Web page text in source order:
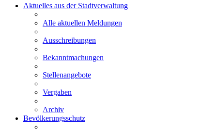
Aktuelles aus der Stadtverwaltung
Alle aktuellen Meldungen
Ausschreibungen
Bekanntmachungen
Stellenangebote
Vergaben
Archiv
Bevölkerungsschutz